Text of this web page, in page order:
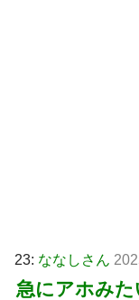
23: ななしさん
急にアホみ